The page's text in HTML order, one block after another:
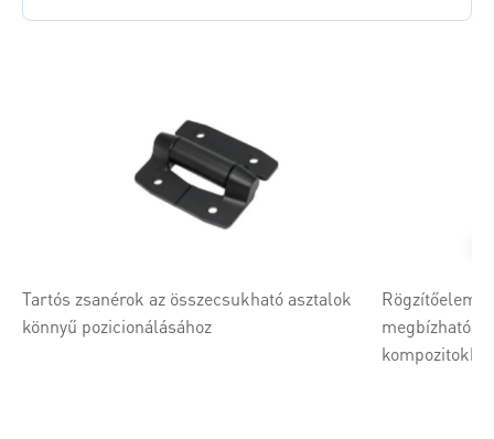
Tartós zsanérok az összecsukható asztalok
könnyű pozicionálásához
megbízható